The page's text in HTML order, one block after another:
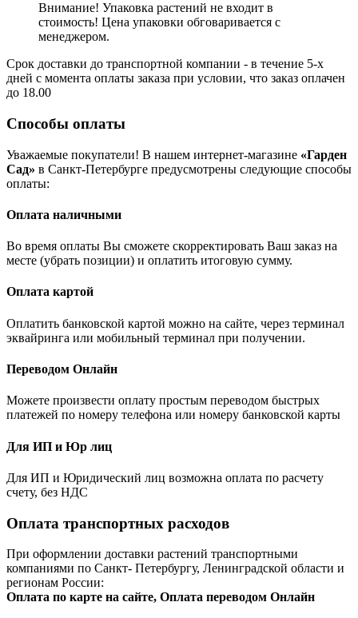
Внимание! Упаковка растений не входит в
стоимость! Цена упаковки обговаривается с
менеджером.
Срок доставки до транспортной компании - в течение 5-х
дней с момента оплаты заказа при условии, что заказ оплачен
до 18.00
Способы оплаты
Уважаемые покупатели! В нашем интернет-магазине «Гарден
Сад» в Санкт-Петербурге предусмотрены следующие способы
оплаты:
Оплата наличными
Во время оплаты Вы сможете скорректировать Ваш заказ на
месте (убрать позиции) и оплатить итоговую сумму.
Оплата картой
Оплатить банковской картой можно на сайте, через терминал
эквайринга или мобильный терминал при получении.
Переводом Онлайн
Можете произвести оплату простым переводом быстрых
платежей по номеру телефона или номеру банковской карты
Для ИП и Юр лиц
Для ИП и Юридический лиц возможна оплата по расчету
счету, без НДС
Оплата транспортных расходов
При оформлении доставки растений транспортными
компаниями по Санкт- Петербургу, Ленинградской области и
регионам России:
Оплата по карте на сайте, Оплата переводом Онлайн